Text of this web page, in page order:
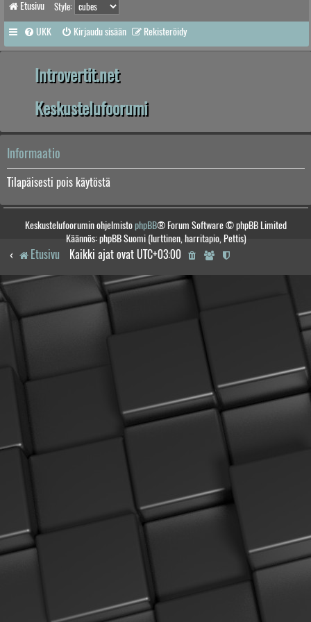
Etusivu Style:
UKK Kirjaudu sisään Rekisteröidy
Introvertit.net
Keskustelufoorumi
Informaatio
Tilapäisesti pois käytöstä
Keskustelufoorumin ohjelmistophpBB® Forum Software © phpBB Limited
Käännös: phpBB Suomi (lurttinen, harritapio, Pettis)
Etusivu Kaikki ajat ovat UTC+03:00